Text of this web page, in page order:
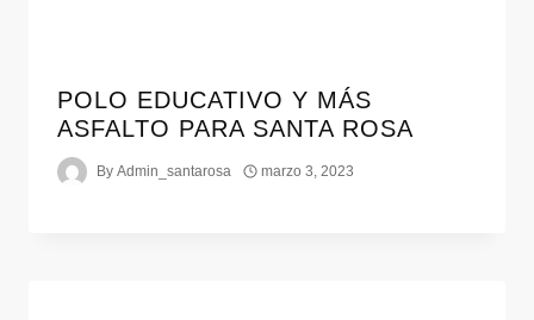
POLO EDUCATIVO Y MÁS
ASFALTO PARA SANTA ROSA
By Admin_santarosa marzo 3, 2023